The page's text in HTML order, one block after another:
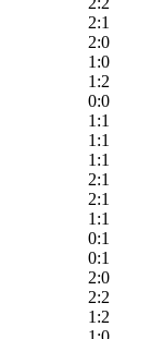
2:1
2:0
1:0
1:2
0:0
1:1
1:1
1:1
2:1
2:1
1:1
0:1
0:1
2:0
2:2
1:2